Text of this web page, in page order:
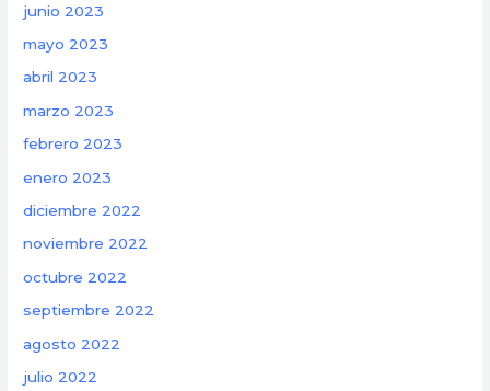
junio 2023
mayo 2023
abril 2023
marzo 2023
febrero 2023
enero 2023
diciembre 2022
noviembre 2022
octubre 2022
septiembre 2022
agosto 2022
julio 2022